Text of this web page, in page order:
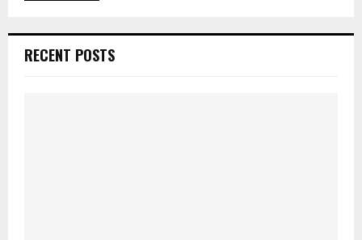
RECENT POSTS